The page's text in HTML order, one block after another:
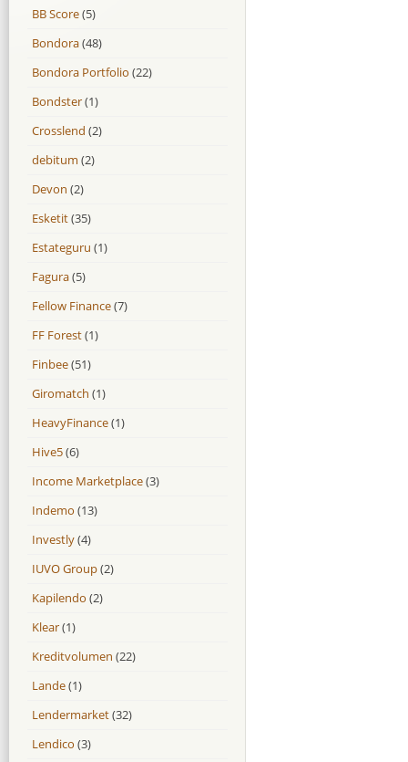
BB Score(5)
Bondora(48)
Bondora Portfolio (22)
Bondster(1)
Crosslend (2)
debitum (2)
Devon (2)
Esketit(35)
Estateguru (1)
Fagura(5)
Fellow Finance(7)
FF Forest(1)
Finbee(51)
Giromatch (1)
HeavyFinance(1)
Hive5(6)
Income Marketplace(3)
Indemo (13)
Investly(4)
IUVO Group(2)
Kapilendo (2)
Klear(1)
Kreditvolumen (22)
Lande(1)
Lendermarket(32)
Lendico (3)